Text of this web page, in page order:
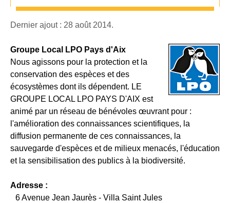
Dernier ajout : 28 août 2014.
Groupe Local LPO Pays d'Aix
Nous agissons pour la protection et la
conservation des espèces et des
écosystèmes dont ils dépendent. LE
GROUPE LOCAL LPO PAYS D'AIX est
animé par un réseau de bénévoles œuvrant pour :
l'amélioration des connaissances scientifiques, la
diffusion permanente de ces connaissances, la
sauvegarde d'espèces et de milieux menacés, l'éducation
et la sensibilisation des publics à la biodiversité.
Adresse :
6 Avenue Jean Jaurès - Villa Saint Jules